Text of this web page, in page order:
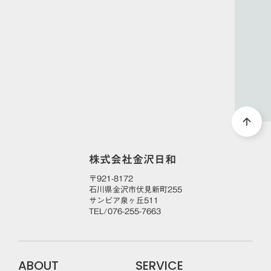
株式会社金沢日和
〒921-8172
石川県金沢市伏見新町255
サンピア泉ヶ丘511
TEL/076-255-7663
ABOUT SERVICE
arrow_upward